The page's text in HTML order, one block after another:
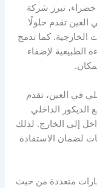
تبرز شركة
تقدم حلولًا
الخارجية. كما تدمج
الطبيعية لإضفاء
في العين، تقدم
الداخلي
إلى الخارج. لذلك
لضمان الاستفادة
متعددة من حيث